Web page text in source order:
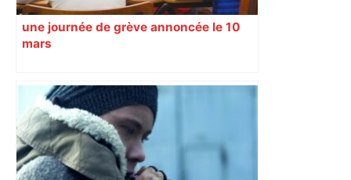
une journée de grève annoncée le 10
mars